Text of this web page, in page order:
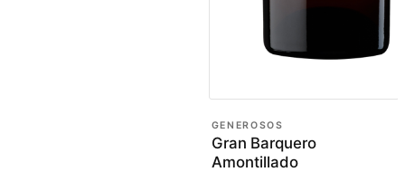
GENEROSOS
Gran Barquero
Amontillado